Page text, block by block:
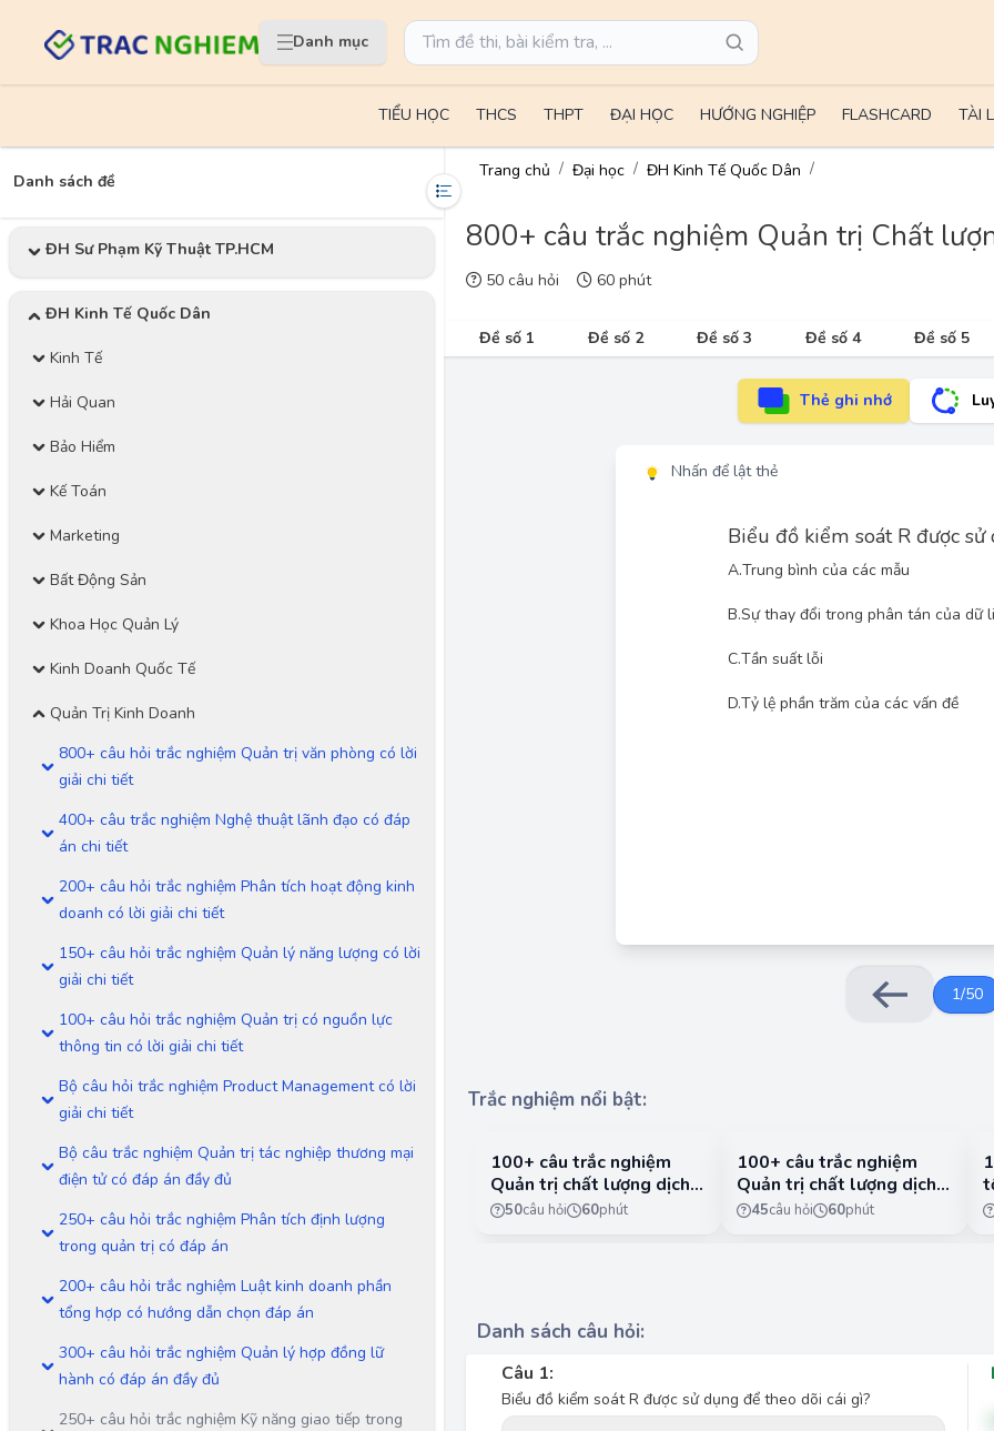
Danh mục
TIỂU HỌC THCS THPT ĐẠI HỌC HƯỚNG NGHIỆP FLASHCARD TÀI
Danh sách đề
ĐH Sư Phạm Kỹ Thuật TP.HCM
ĐH Kinh Tế Quốc Dân
Kinh Tế
Hải Quan
Bảo Hiểm
Kế Toán
Marketing
Bất Động Sản
Khoa Học Quản Lý
Kinh Doanh Quốc Tế
Quản Trị Kinh Doanh
800+ câu hỏi trắc nghiệm Quản trị văn phòng có lời
giải chi tiết
400+ câu trắc nghiệm Nghệ thuật lãnh đạo có đáp
án chi tiết
200+ câu hỏi trắc nghiệm Phân tích hoạt động kinh
doanh có lời giải chi tiết
150+ câu hỏi trắc nghiệm Quản lý năng lượng có lời
giải chi tiết
100+ câu hỏi trắc nghiệm Quản trị có nguồn lực
thông tin có lời giải chi tiết
Bộ câu hỏi trắc nghiệm Product Management có lời
giải chi tiết
Bộ câu trắc nghiệm Quản trị tác nghiệp thương mại
điện tử có đáp án đầy đủ
250+ câu hỏi trắc nghiệm Phân tích định lượng
trong quản trị có đáp án
200+ câu hỏi trắc nghiệm Luật kinh doanh phần
tổng hợp có hướng dẫn chọn đáp án
300+ câu hỏi trắc nghiệm Quản lý hợp đồng lữ
hành có đáp án đầy đủ
250+ câu hỏi trắc nghiệm Kỹ năng giao tiếp trong
Trang chủ Đại học ĐH Kinh Tế Quốc Dân
800+ câu trắc nghiệm Quản trị Chất
50 câu hỏi 60 phút
Đề số 1 Đề số 2 Đề số 3 Đề số 4 Đề số 5
Thẻ ghi nhớ
Nhấn để lật thẻ
Biểu đồ kiểm soát R được
A.Trung bình của các mẫu
B.Sự thay đổi trong phân tán của dữ
C.Tần suất lỗi
D.Tỷ lệ phần trăm của các vấn đề
Biểu đồ kiểm soát R (Range chart) được sử
biến động) của dữ liệu, cụ thể là phạm vi
1/50
Trắc nghiệm nổi bật:
100+ câu trắc nghiệm
Quản trị chất lượng dịch
vụ có lời giải chi tiết -
50câu hỏi 60phút
100+ câu trắc nghiệm
Quản trị chất lượng dịch
vụ có lời giải chi tiết -
45câu hỏi 60phút
Danh sách câu hỏi:
Câu 1:
Biểu đồ kiểm soát R được sử dụng để theo dõi cái gì?